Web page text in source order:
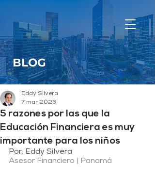
BLOG
5 razones por las que la
Educación Financiera es muy
importante para los niños
Eddy Silvera
7 mar 2023
Por: Eddy Silvera
Asesor Financiero | Panamá